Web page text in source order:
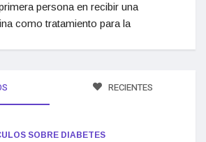
persona en recibir una
como tratamiento para la
RECIENTES
SOBRE DIABETES